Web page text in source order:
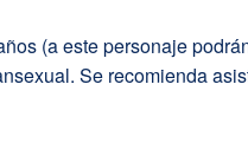
(a este personaje
Se recomienda